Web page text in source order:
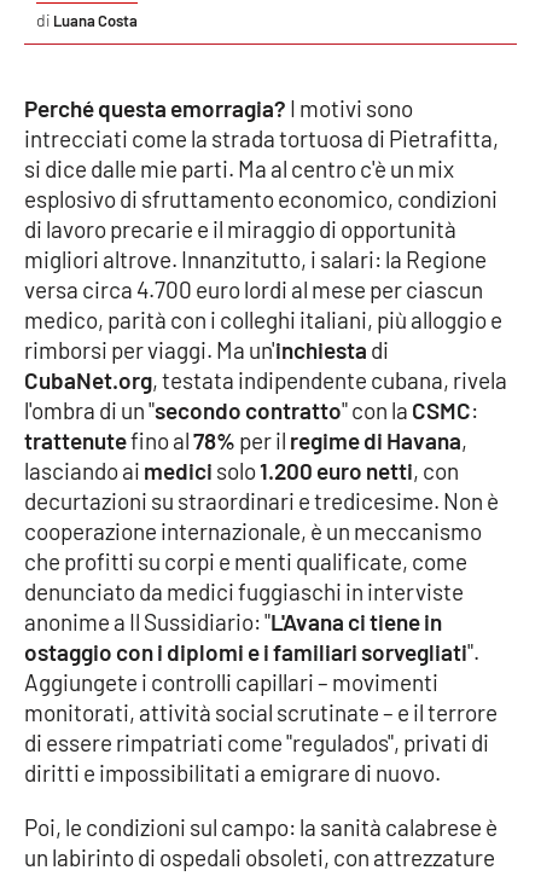
Destinazioni
Food
Storie
LAC
NETWORK
Lacplay.it
Lactv.it
Laconair.it
Lacitymag.it
Lacapitalenews.it
Ilreggino.it
Cosenzachannel.it
Ilvibonese.it
Catanzarochannel.it
Luana Costa
Perché questa emorragia? I motivi sono
intrecciati come la strada tortuosa di Pietrafitta,
si dice dalle mie parti. Ma al centro c'è un mix
esplosivo di sfruttamento economico, condizioni
di lavoro precarie e il miraggio di opportunità
migliori altrove. Innanzitutto, i salari: la Regione
versa circa 4.700 euro lordi al mese per ciascun
medico, parità con i colleghi italiani, più alloggio e
rimborsi per viaggi. Ma un'inchiesta di
CubaNet.org, testata indipendente cubana, rivela
l'ombra di un "secondo contratto" con la CSMC:
trattenutefino al78% per il regime di Havana,
lasciando ai medici solo1.200 euro netti, con
decurtazioni su straordinari e tredicesime. Non è
cooperazione internazionale, è un meccanismo
che profitti su corpi e menti qualificate, come
denunciato da medici fuggiaschi in interviste
anonime a Il Sussidiario: "L'Avana ci tiene in
ostaggio con i diplomi e i familiari sorvegliati".
Aggiungete i controlli capillari – movimenti
monitorati, attività social scrutinate – e il terrore
di essere rimpatriati come "regulados", privati di
diritti e impossibilitati a emigrare di nuovo.
Poi, le condizioni sul campo: la sanità calabrese è
un labirinto di ospedali obsoleti, con attrezzature